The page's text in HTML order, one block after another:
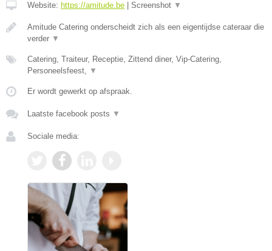
Website: https://amitude.be | Screenshot ▼
Amitude Catering onderscheidt zich als een eigentijdse cateraar die
verder ▼
Catering, Traiteur, Receptie, Zittend diner, Vip-Catering,
Personeelsfeest,
▼
Er wordt gewerkt op afspraak.
Laatste facebook posts ▼
Sociale media: